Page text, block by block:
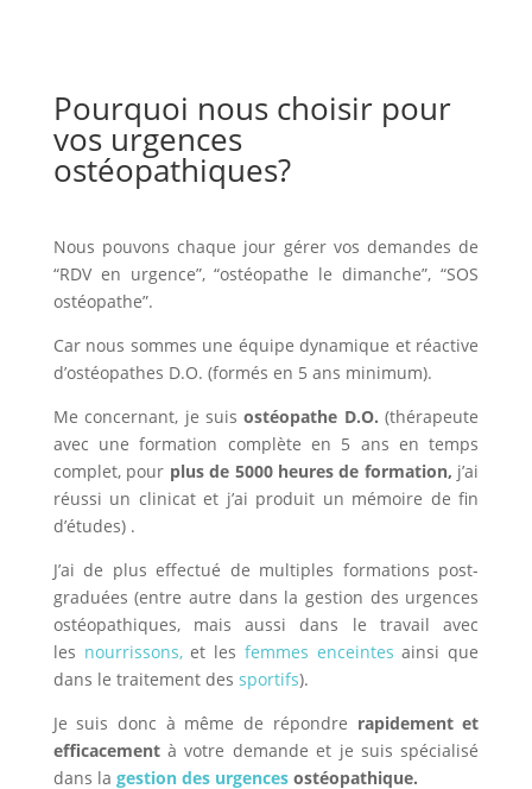
Pourquoi nous choisir pour
vos urgences
ostéopathiques?
Nous pouvons chaque jour gérer vos demandes de
“RDV en urgence”, “ostéopathe le dimanche”, “SOS
ostéopathe”.
Car nous sommes une équipe dynamique et réactive
d’ostéopathes D.O. (formés en 5 ans minimum).
Me concernant, je suis ostéopathe D.O. (thérapeute
avec une formation complète en 5 ans en temps
complet, pour plus de 5000 heures de formation, j’ai
réussi un clinicat et j’ai produit un mémoire de fin
d’études) .
J’ai de plus effectué de multiples formations post-
graduées (entre autre dans la gestion des urgences
ostéopathiques, mais aussi dans le travail avec
les nourrissons,et les femmes enceintes ainsi que
dans le traitement des sportifs).
Je suis donc à même de répondre rapidement et
efficacementà votre demande et je suis spécialisé
dans la gestion des urgencesostéopathique.